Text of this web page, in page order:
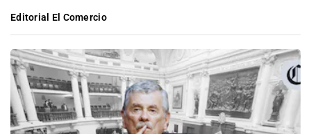
Editorial El Comercio